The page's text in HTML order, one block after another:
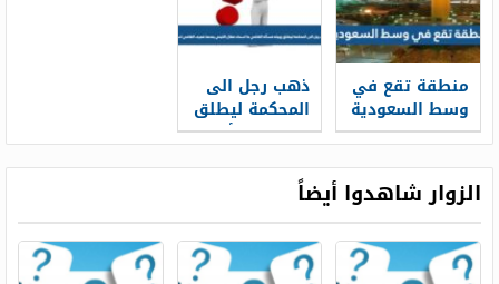
منطقة تقع في
وسط السعودية
من 6 حروف
ذهب رجل الى
المحكمة ليطلق
زوجته فسأله
اسمك فقال
اكتبني بعدها
فعرف القاضي
اسمه
الزوار شاهدوا أيضاً